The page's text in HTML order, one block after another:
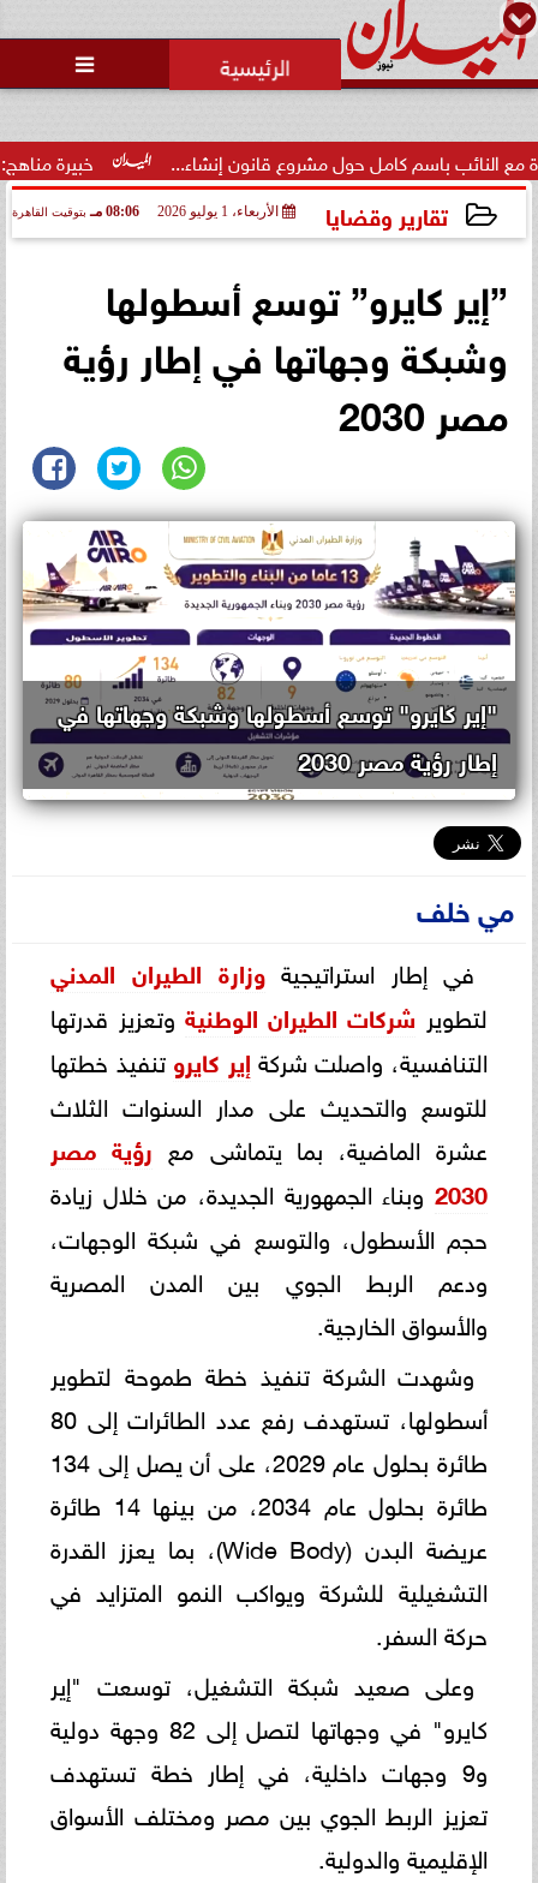

خبيرة مناهج: حداثة كامل حول مشروع قانون إنشاء...
تقارير وقضايا الأربعاء، 1 يوليو 2026 08:06 مـ بتوقيت القاهرة
”إير كايرو” توسع أسطولها
وشبكة وجهاتها في إطار رؤية
مصر 2030
"إير كايرو" توسع أسطولها وشبكة وجهاتها في
إطار رؤية مصر 2030
مي خلف
في إطار استراتيجيةوزارة الطيران المدني
لتطوير شركات الطيران الوطنية وتعزيز قدرتها
التنافسية، واصلت شركة إير كايرو تنفيذ خطتها
للتوسع والتحديث على مدار السنوات الثلاث
عشرة الماضية، بما يتماشى مع رؤية مصر
2030 وبناء الجمهورية الجديدة، من خلال زيادة
حجم الأسطول، والتوسع في شبكة الوجهات،
ودعم الربط الجوي بين المدن المصرية
والأسواق الخارجية.
وشهدت الشركة تنفيذ خطة طموحة لتطوير
أسطولها، تستهدف رفع عدد الطائرات إلى 80
طائرة بحلول عام 2029، على أن يصل إلى 134
طائرة بحلول عام 2034، من بينها 14 طائرة
عريضة البدن (Wide Body)، بما يعزز القدرة
التشغيلية للشركة ويواكب النمو المتزايد في
حركة السفر.
وعلى صعيد شبكة التشغيل، توسعت "إير
كايرو" في وجهاتها لتصل إلى 82 وجهة دولية
و9 وجهات داخلية، في إطار خطة تستهدف
تعزيز الربط الجوي بين مصر ومختلف الأسواق
الإقليمية والدولية.